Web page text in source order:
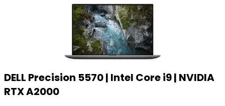
DELL Precision 5570 | Intel Core i9 | NVIDIA
RTX A2000